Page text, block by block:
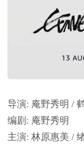
导演: 庵野秀明 /
编剧: 庵野秀明
主演: 林原惠美 /